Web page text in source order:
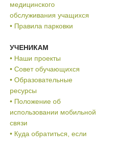
медицинского
обслуживания учащихся
• Правила парковки
УЧЕНИКАМ
• Наши проекты
• Совет обучающихся
• Образовательные
ресурсы
• Положение об
использовании мобильной
связи
• Куда обратиться, если